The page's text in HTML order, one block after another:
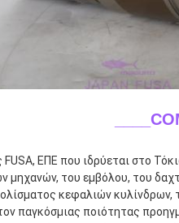
FUSA, ΕΠΕ που ιδρύεται στο
μηχανών, του εμβόλου, του
κεφαλιών
παγκόσμιας ποιότητας